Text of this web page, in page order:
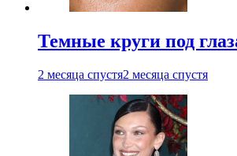
Темные круги под
2 месяца спустя2 месяца спустя